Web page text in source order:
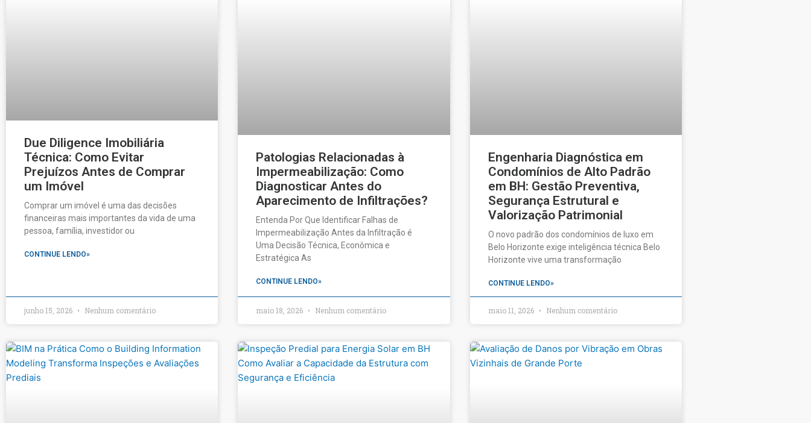
Due Diligence Imobiliária
Técnica: Como Evitar
Prejuízos Antes de Comprar
um Imóvel
Comprar um imóvel é uma das decisões
financeiras mais importantes da vida de uma
pessoa, família, investidor ou
CONTINUE LENDO»
junho 15, 2026 Nenhum comentário
Patologias Relacionadas à
Impermeabilização: Como
Diagnosticar Antes do
Aparecimento de Infiltrações?
Entenda Por Que Identificar Falhas de
Impermeabilização Antes da Infiltração é
Uma Decisão Técnica, Econômica e
Estratégica As
CONTINUE LENDO»
maio 18, 2026 Nenhum comentário
Engenharia Diagnóstica em
Condomínios de Alto Padrão
em BH: Gestão Preventiva,
Segurança Estrutural e
Valorização Patrimonial
O novo padrão dos condomínios de luxo em
Belo Horizonte exige inteligência técnica Belo
Horizonte vive uma transformação
CONTINUE LENDO»
maio 11, 2026 Nenhum comentário